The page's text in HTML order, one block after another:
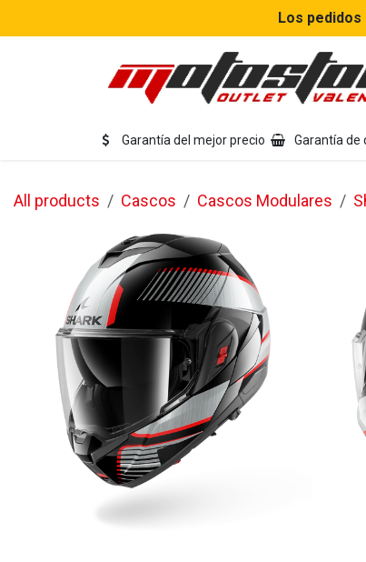
Los
Garantía del mejor precio Garantía de
All products Cascos Cascos Modulares